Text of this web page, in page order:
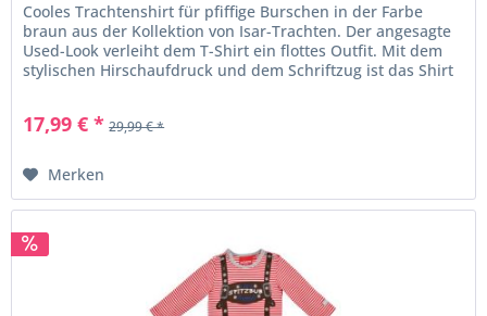
Cooles Trachtenshirt für pfiffige Burschen in der Farbe
braun aus der Kollektion von Isar-Trachten. Der angesagte
Used-Look verleiht dem T-Shirt ein flottes Outfit. Mit dem
stylischen Hirschaufdruck und dem Schriftzug ist das Shirt
17,99 € * 29,99 € *
Merken